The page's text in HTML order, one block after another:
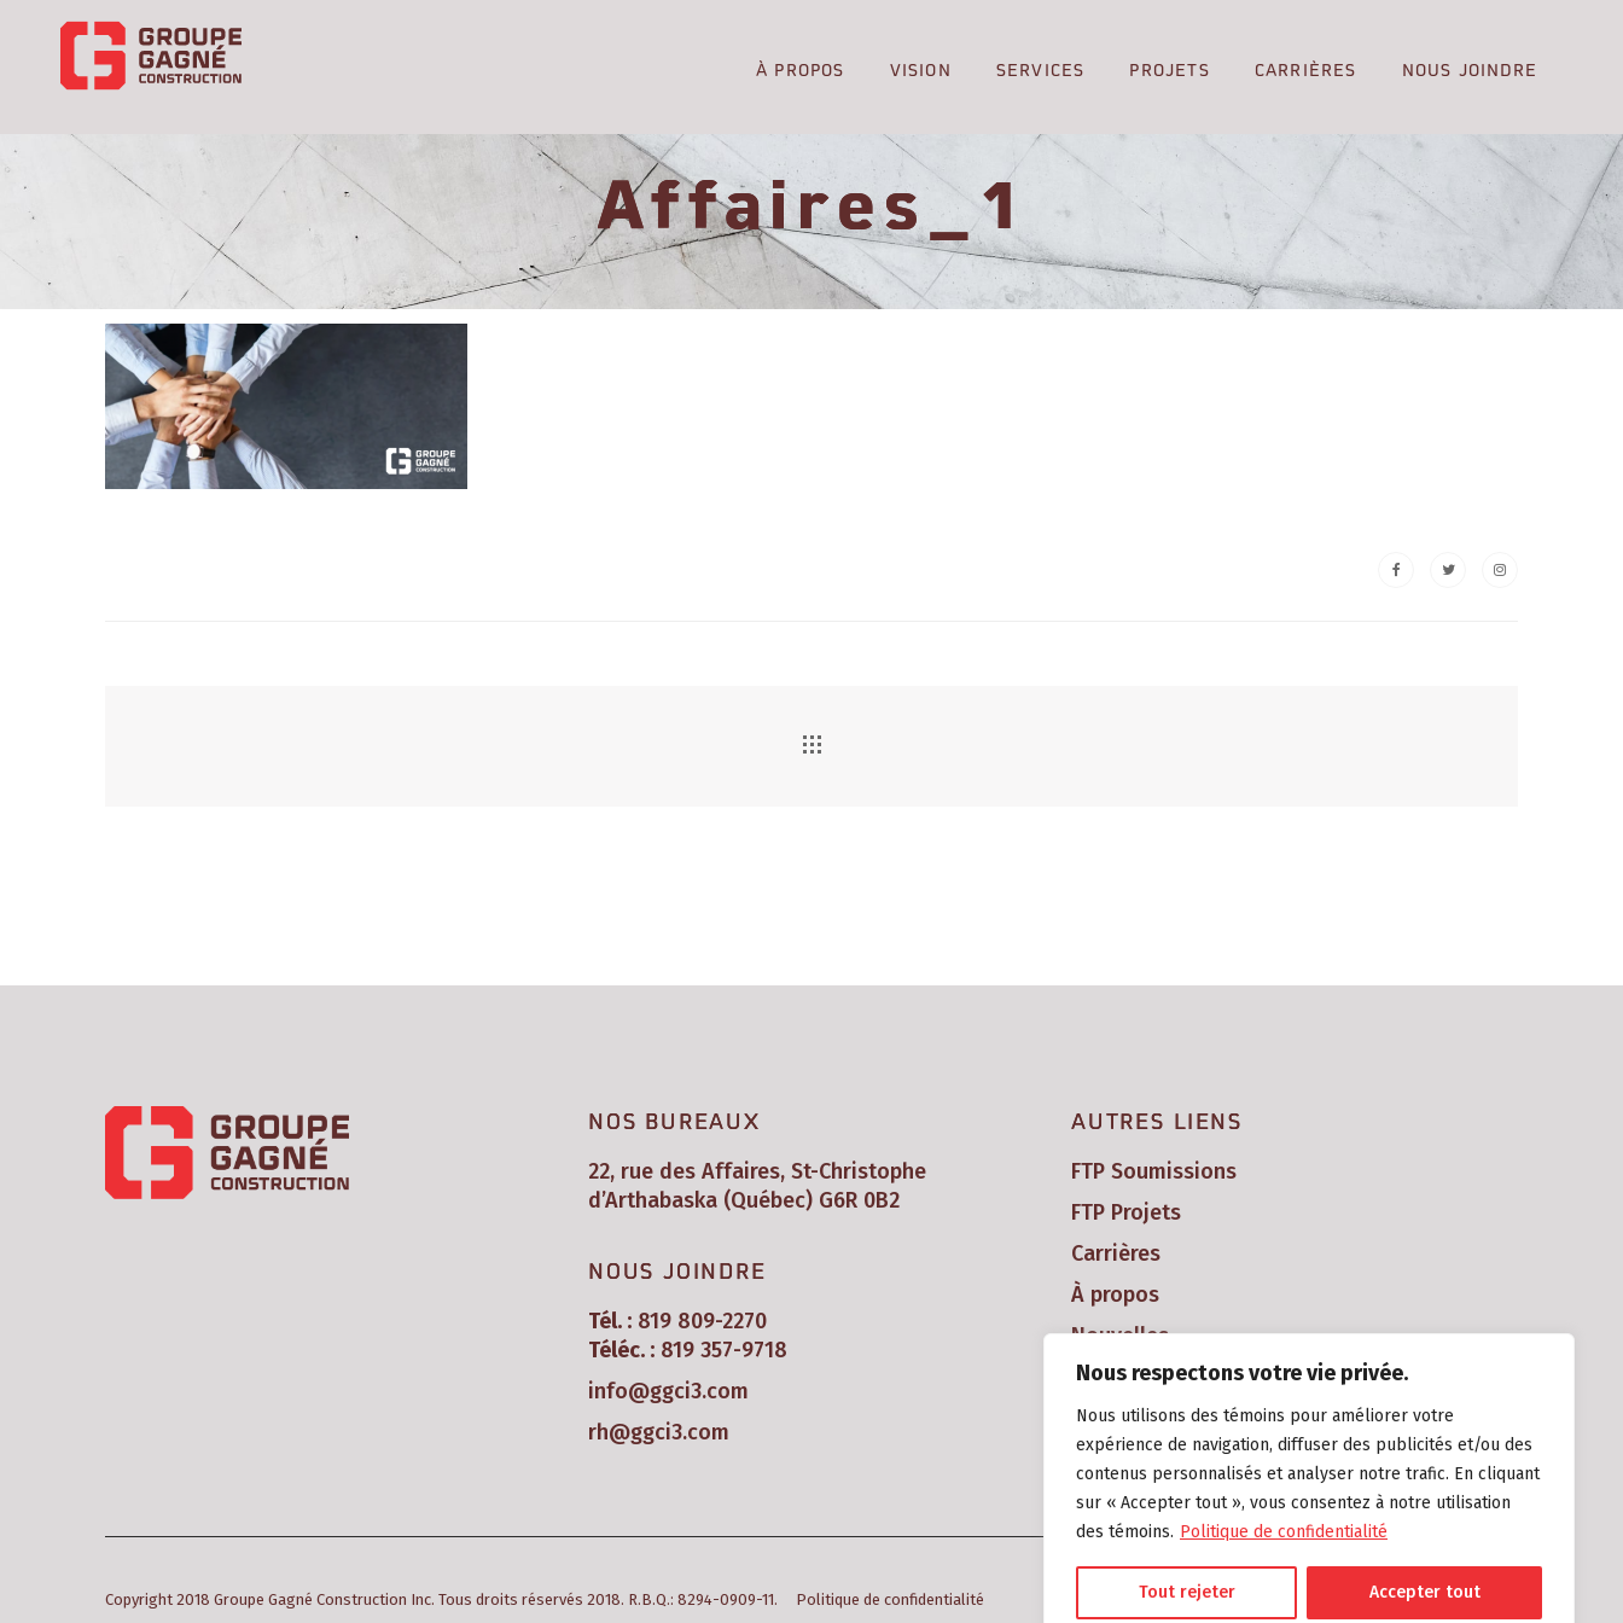
Nous respectons votre vie privée.
Nous utilisons des témoins pour améliorer votre
expérience de navigation, diffuser des publicités et/ou des
contenus personnalisés et analyser notre trafic. En cliquant
sur « Accepter tout », vous consentez à notre utilisation
des témoins. Politique de confidentialité
Tout rejeter Accepter tout
À PROPOS VISION SERVICES PROJETS CARRIÈRES NOUS JOINDRE
Affaires_1
NOS BUREAUX
22, rue des Affaires, St-Christophe
d’Arthabaska (Québec) G6R 0B2
NOUS JOINDRE
Tél. : 819 809-2270
Téléc. : 819 357-9718
info@ggci3.com
rh@ggci3.com
AUTRES LIENS
FTP Soumissions
FTP Projets
Carrières
À propos
Nouvelles
Copyright 2018 Groupe Gagné Construction Inc. Tous droits réservés 2018. R.B.Q.: 8294-0909-11. Politique de confidentialité